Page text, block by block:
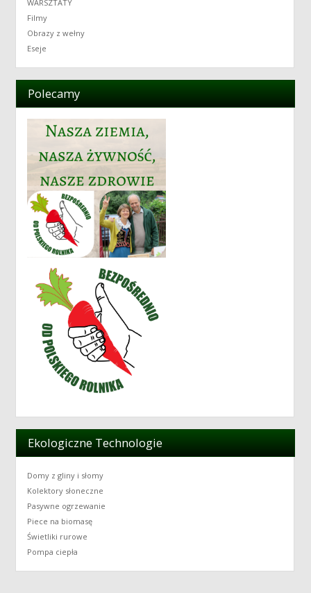
WARSZTATY
Filmy
Obrazy z wełny
Eseje
Polecamy
Ekologiczne Technologie
Domy z gliny i słomy
Kolektory słoneczne
Pasywne ogrzewanie
Piece na biomasę
Świetliki rurowe
Pompa ciepła